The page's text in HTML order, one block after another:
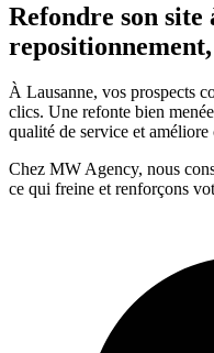
Refondre son site
À Lausanne, vos prospects
clics. Une refonte bien
qualité de service et améliore
Chez MW Agency, nous
ce qui freine et renforçons